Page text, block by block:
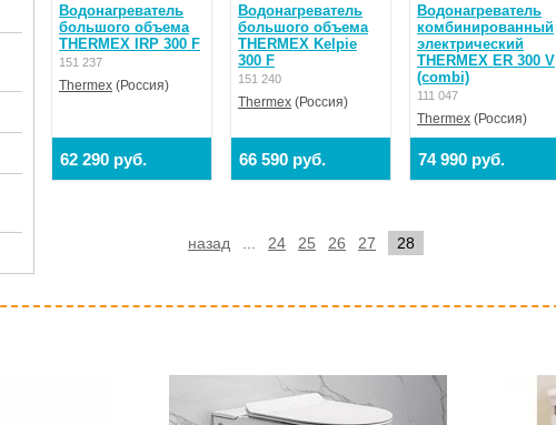
Водонагреватель
большого объема
THERMEX IRP 300 F
151 237
Thermex (Россия)
62 290 руб.
Водонагреватель
большого объема
THERMEX Kelpie
300 F
151 240
Thermex (Россия)
66 590 руб.
Водонагреватель
комбинированный
электрический
THERMEX ER 300 V
(combi)
111 047
Thermex (Россия)
74 990 руб.
назад 24 25 26 27 28